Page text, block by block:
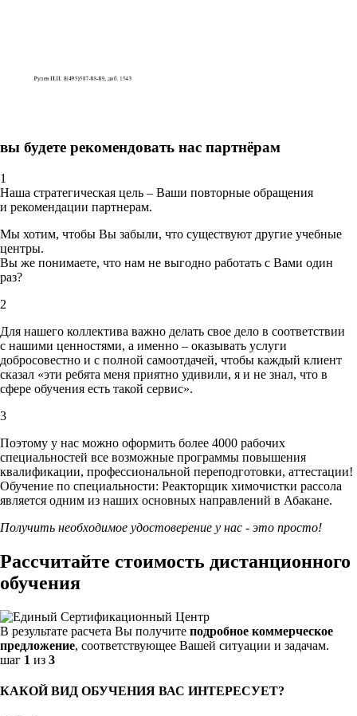
вы будете рекомендовать нас партнёрам
1
Наша стратегическая цель – Ваши повторные обращения
и рекомендации партнерам.
Мы хотим, чтобы Вы забыли, что существуют другие учебные
центры.
Вы же понимаете, что нам не выгодно работать с Вами один
раз?
2
Для нашего коллектива важно делать свое дело в соответствии
с нашими ценностями, а именно – оказывать услуги
добросовестно и с полной самоотдачей, чтобы каждый клиент
сказал «эти ребята меня приятно удивили, я и не знал, что в
сфере обучения есть такой сервис».
3
Поэтому у нас можно оформить более 4000 рабочих
специальностей все возможные программы повышения
квалификации, профессиональной переподготовки, аттестации!
Обучение по специальности: Реакторщик химочистки рассола
является одним из наших основных направлений в Абакане.
Получить необходимое удостоверение у нас - это просто!
Рассчитайте стоимость дистанционного
обучения
В результате расчета Вы получите подробное коммерческое
предложение, соответствующее Вашей ситуации и задачам.
шаг 1 из 3
КАКОЙ ВИД ОБУЧЕНИЯ ВАС ИНТЕРЕСУЕТ?